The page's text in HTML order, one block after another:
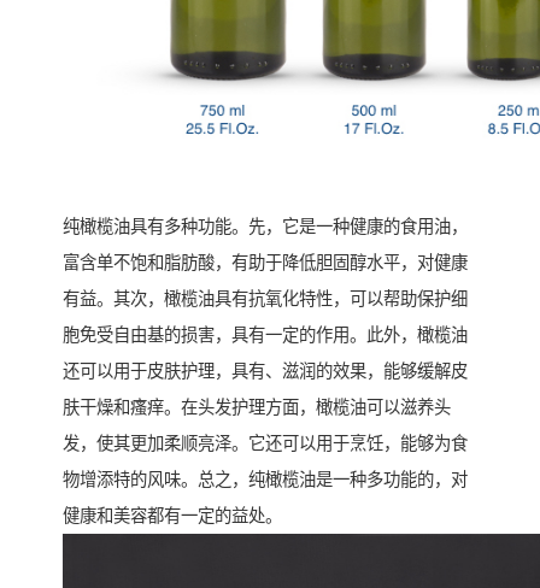
纯橄榄油具有多种功能。先，它是一种健康的食用油，
富含单不饱和脂肪酸，有助于降低胆固醇水平，对健康
有益。其次，橄榄油具有抗氧化特性，可以帮助保护细
胞免受自由基的损害，具有一定的作用。此外，橄榄油
还可以用于皮肤护理，具有、滋润的效果，能够缓解皮
肤干燥和瘙痒。在头发护理方面，橄榄油可以滋养头
发，使其更加柔顺亮泽。它还可以用于烹饪，能够为食
物增添特的风味。总之，纯橄榄油是一种多功能的，对
健康和美容都有一定的益处。